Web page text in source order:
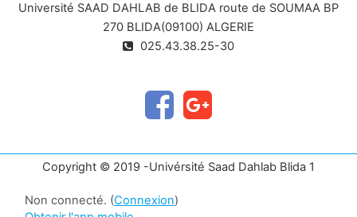
Université SAAD DAHLAB de BLIDA route de SOUMAA BP
270 BLIDA(09100) ALGERIE
025.43.38.25-30
Copyright © 2019 -Univérsité Saad Dahlab Blida 1
Non connecté. (Connexion)